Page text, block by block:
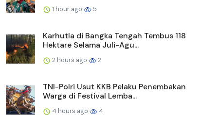
1 hour ago 5
Karhutla di Bangka Tengah Tembus 118
Hektare Selama Juli-Agu...
2 hours ago 2
TNI-Polri Usut KKB Pelaku Penembakan
Warga di Festival Lemba...
4 hours ago 4